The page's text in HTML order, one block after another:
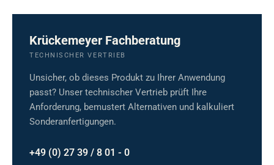
Krückemeyer Fachberatung
TECHNISCHER VERTRIEB
Unsicher, ob dieses Produkt zu Ihrer Anwendung
passt? Unser technischer Vertrieb prüft Ihre
Anforderung, bemustert Alternativen und kalkuliert
Sonderanfertigungen.
+49 (0) 27 39 / 8 01 - 0